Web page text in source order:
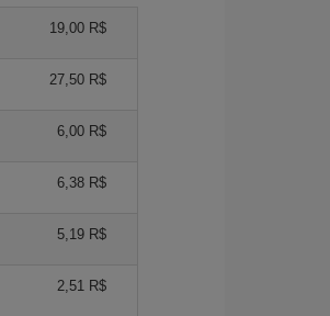
19,00 R$
27,50 R$
6,00 R$
6,38 R$
5,19 R$
2,51 R$